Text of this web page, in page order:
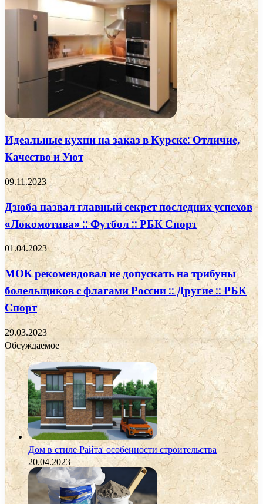
Идеальные кухни на заказ в Курске: Отличие,
Качество и Уют
09.11.2023
Дзюба назвал главный секрет последних успехов
«Локомотива» :: Футбол :: РБК Спорт
01.04.2023
МОК рекомендовал не допускать на трибуны
болельщиков с флагами России :: Другие :: РБК
Спорт
29.03.2023
Обсуждаемое
Дом в стиле Райта: особенности строительства
20.04.2023